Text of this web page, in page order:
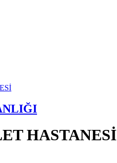
HASTANESİ